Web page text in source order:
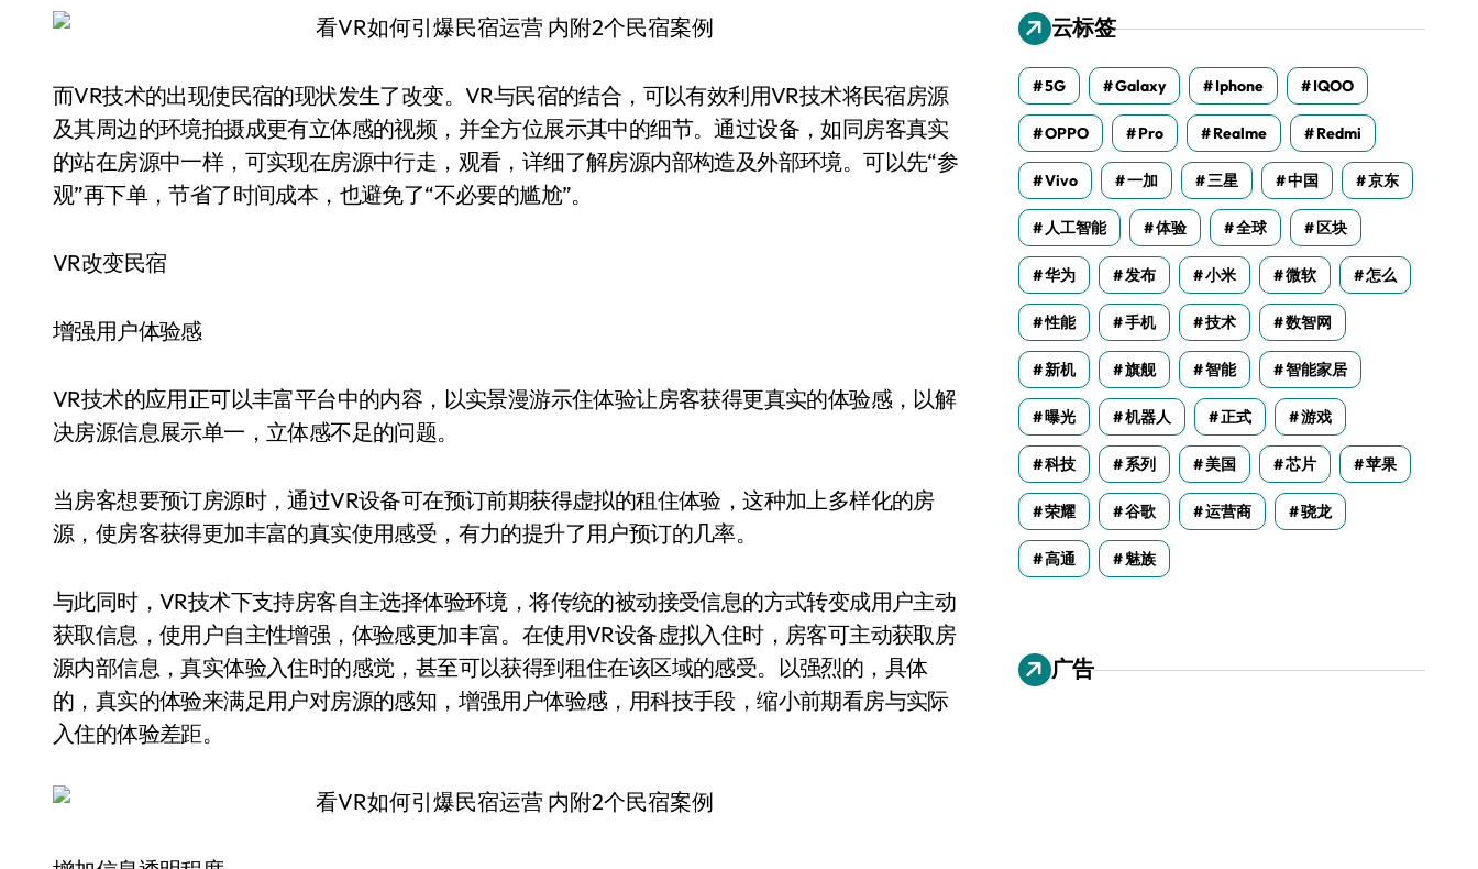
而VR技术的出现使民宿的现状发生了改变。VR与民宿的结合，可以有效利用VR技术将民宿房源
及其周边的环境拍摄成更有立体感的视频，并全方位展示其中的细节。通过设备，如同房客真实
的站在房源中一样，可实现在房源中行走，观看，详细了解房源内部构造及外部环境。可以先“参
观”再下单，节省了时间成本，也避免了“不必要的尴尬”。
VR改变民宿
增强用户体验感
VR技术的应用正可以丰富平台中的内容，以实景漫游示住体验让房客获得更真实的体验感，以解
决房源信息展示单一，立体感不足的问题。
当房客想要预订房源时，通过VR设备可在预订前期获得虚拟的租住体验，这种加上多样化的房
源，使房客获得更加丰富的真实使用感受，有力的提升了用户预订的几率。
与此同时，VR技术下支持房客自主选择体验环境，将传统的被动接受信息的方式转变成用户主动
获取信息，使用户自主性增强，体验感更加丰富。在使用VR设备虚拟入住时，房客可主动获取房
源内部信息，真实体验入住时的感觉，甚至可以获得到租住在该区域的感受。以强烈的，具体
的，真实的体验来满足用户对房源的感知，增强用户体验感，用科技手段，缩小前期看房与实际
入住的体验差距。
云标签
5G Galaxy Iphone IQOO
OPPO Pro Realme Redmi
Vivo 一加 三星 中国 京东
人工智能 体验 全球 区块
华为 发布 小米 微软 怎么
性能 手机 技术 数智网
新机 旗舰 智能 智能家居
曝光 机器人 正式 游戏
科技 系列 美国 芯片 苹果
荣耀 谷歌 运营商 骁龙
高通 魅族
广告